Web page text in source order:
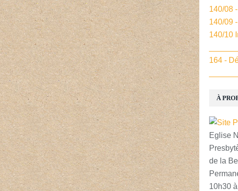
À
Eglise
de la
10h30
140/08
140/09
140/10
164 -